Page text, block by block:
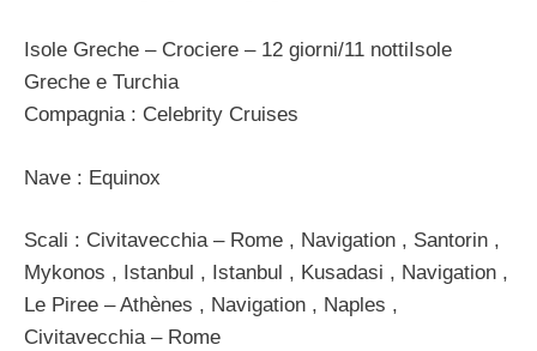
Isole Greche – Crociere – 12 giorni/11 nottiIsole
Greche e Turchia
Compagnia : Celebrity Cruises
Nave : Equinox
Scali : Civitavecchia – Rome , Navigation , Santorin ,
Mykonos , Istanbul , Istanbul , Kusadasi , Navigation ,
Le Piree – Athènes , Navigation , Naples ,
Civitavecchia – Rome